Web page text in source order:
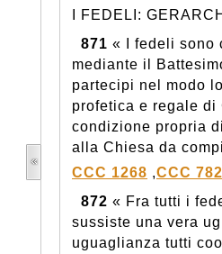
I FEDELI:
871 « I fedeli sono
mediante il
partecipi nel modo
profetica e regale di
condizione propria
alla Chiesa da
CCC 1268 ,CCC 782
872 « Fra tutti i
sussiste una vera
uguaglianza tutti